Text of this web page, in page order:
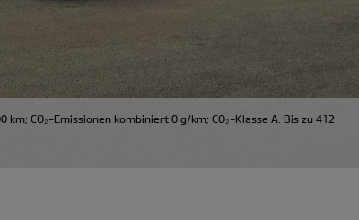
CO₂-Emissionen kombiniert 0 g/km; CO₂-Klasse A. Bis zu 412